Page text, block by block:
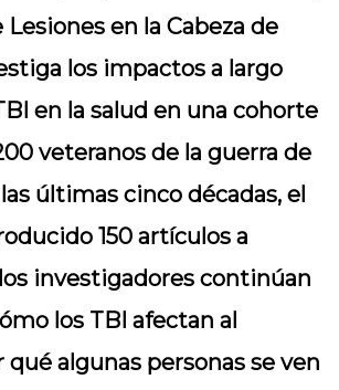
en la Cabeza de
los impactos a largo
en la salud en una cohorte
veteranos de la guerra de
últimas cinco décadas, el
150 artículos a
investigadores continúan
los TBI afectan al
algunas personas se ven